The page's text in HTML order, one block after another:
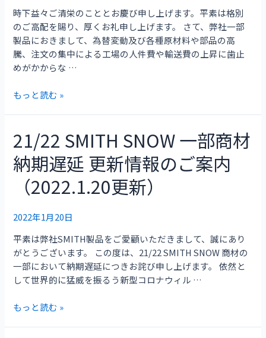
時下益々ご清栄のこととお慶び申し上げます。平素は格別
のご高配を賜り、厚くお礼申し上げます。 さて、弊社一部
製品におきまして、為替変動及び各種原材料や部品の高
騰、注文の集中による工場の人件費や輸送費の上昇に歯止
めがかからな …
の
ご
案
内
もっと読む »
21/22 SMITH SNOW 一部商材
納期遅延 更新情報のご案内
（2022.1.20更新）
2022年1月20日
平素は弊社SMITH製品をご愛顧いただきまして、誠にあり
がとうございます。 この度は、21/22 SMITH SNOW 商材の
一部において納期遅延につきお詫び申し上げます。 依然と
して世界的に猛威を振るう新型コロナウィル …
21/22
SMITH
SNOW
一
材
期
遅
延
更
情
報
もっと読む »